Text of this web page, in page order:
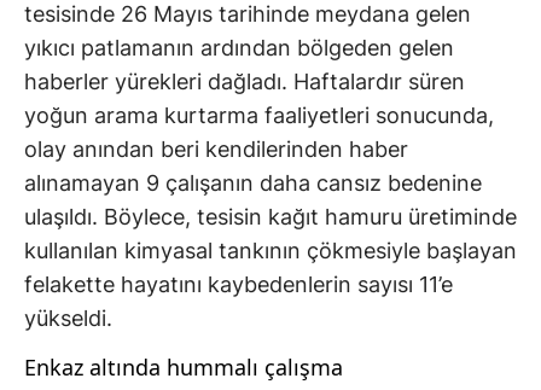
tesisinde 26 Mayıs tarihinde meydana gelen
yıkıcı patlamanın ardından bölgeden gelen
haberler yürekleri dağladı. Haftalardır süren
yoğun arama kurtarma faaliyetleri sonucunda,
olay anından beri kendilerinden haber
alınamayan 9 çalışanın daha cansız bedenine
ulaşıldı. Böylece, tesisin kağıt hamuru üretiminde
kullanılan kimyasal tankının çökmesiyle başlayan
felakette hayatını kaybedenlerin sayısı 11’e
yükseldi.
Enkaz altında hummalı çalışma